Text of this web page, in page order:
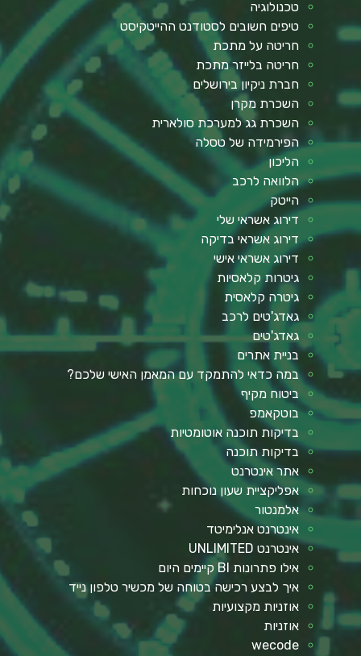
טכנולוגיה
טיפים חשובים לסטודנט ההייטקיסט
חריטה על מתכת
חריטה בלייזר מתכת
חברת ניקיון בירושלים
השכרת מקרן
השכרת גג למערכת סולארית
הפירמידה של טסלה
הליכון
הלוואה לרכב
הייטק
דירוג אשראי שלי
דירוג אשראי בדיקה
דירוג אשראי אישי
גיטרות קלאסיות
גיטרה קלאסית
גאדג'טים לרכב
גאדג'טים
בניית אתרים
במה כדאי להתמקד עם המאמן האישי שלכם?
ביטוח מקיף
בוטקאמפ
בדיקות תוכנה אוטומטיות
בדיקות תוכנה
אתר אינטרנט
אפליקציית שעון נוכחות
אלמנטור
אינטרנט אנלימיטד
אינטרנט UNLIMITED
אילו פתרונות BI קיימים היום
איך לבצע רכישה בטוחה של מכשיר טלפון נייד
אוזניות מקצועיות
אוזניות
wecode